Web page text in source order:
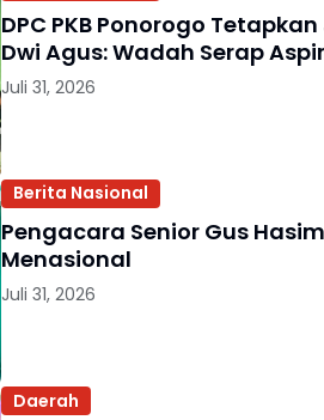
DPC PKB Ponorogo
Dwi Agus: Wadah Serap
Juli 31, 2026
Berita Nasional
Pengacara Senior Gus
Menasional
Juli 31, 2026
Daerah